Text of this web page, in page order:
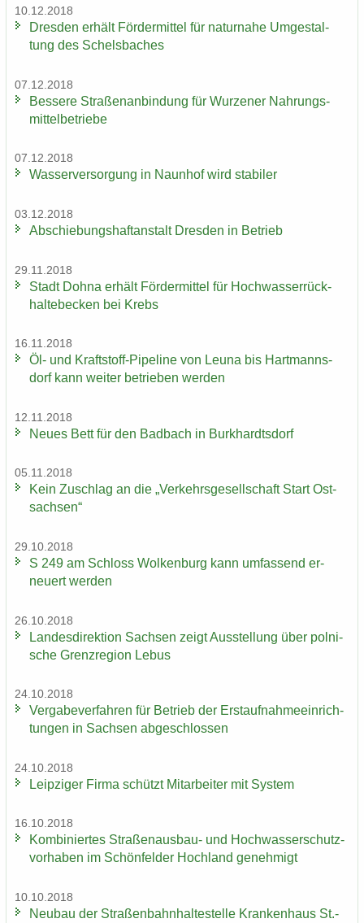
10.12.2018
Dres­den er­hält För­der­mit­tel für na­tur­na­he Um­ge­stal­
tung des Schels­ba­ches
07.12.2018
Bes­se­re Stra­ßen­an­bin­dung für Wur­ze­ner Nah­rungs­
mit­tel­be­trie­be
07.12.2018
Was­ser­ver­sor­gung in Naun­hof wird sta­bi­ler
03.12.2018
Ab­schie­bungs­haft­an­stalt Dres­den in Be­trieb
29.11.2018
Stadt Dohna er­hält För­der­mit­tel für Hoch­was­ser­rück­
hal­te­be­cken bei Krebs
16.11.2018
Öl- und Kraftstoff-​Pipeline von Leuna bis Hart­manns­
dorf kann wei­ter be­trie­ben wer­den
12.11.2018
Neues Bett für den Bad­bach in Burk­hardts­dorf
05.11.2018
Kein Zu­schlag an die „Ver­kehrs­ge­sell­schaft Start Ost­
sach­sen“
29.10.2018
S 249 am Schloss Wol­ken­burg kann um­fas­send er­
neu­ert wer­den
26.10.2018
Lan­des­di­rek­ti­on Sach­sen zeigt Aus­stel­lung über pol­ni­
sche Grenz­re­gi­on Lebus
24.10.2018
Ver­ga­be­ver­fah­ren für Be­trieb der Erst­auf­nah­me­ein­rich­
tun­gen in Sach­sen ab­ge­schlos­sen
24.10.2018
Leip­zi­ger Firma schützt Mit­ar­bei­ter mit Sys­tem
16.10.2018
Kom­bi­nier­tes Straßenausbau-​ und Hoch­was­ser­schutz­
vor­ha­ben im Schön­fel­der Hoch­land ge­neh­migt
10.10.2018
Neu­bau der Stra­ßen­bahn­hal­te­stel­le Kran­ken­haus St.-​